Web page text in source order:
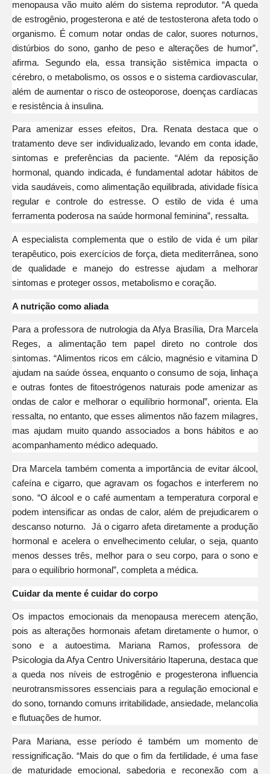
menopausa vão muito além do sistema reprodutor. “A queda
de estrogênio, progesterona e até de testosterona afeta todo o
organismo. É comum notar ondas de calor, suores noturnos,
distúrbios do sono, ganho de peso e alterações de humor”,
afirma. Segundo ela, essa transição sistêmica impacta o
cérebro, o metabolismo, os ossos e o sistema cardiovascular,
além de aumentar o risco de osteoporose, doenças cardíacas
e resistência à insulina.
Para amenizar esses efeitos, Dra. Renata destaca que o
tratamento deve ser individualizado, levando em conta idade,
sintomas e preferências da paciente. “Além da reposição
hormonal, quando indicada, é fundamental adotar hábitos de
vida saudáveis, como alimentação equilibrada, atividade física
regular e controle do estresse. O estilo de vida é uma
ferramenta poderosa na saúde hormonal feminina”, ressalta.
A especialista complementa que o estilo de vida é um pilar
terapêutico, pois exercícios de força, dieta mediterrânea, sono
de qualidade e manejo do estresse ajudam a melhorar
sintomas e proteger ossos, metabolismo e coração.
A nutrição como aliada
Para a professora de nutrologia da Afya Brasília, Dra Marcela
Reges, a alimentação tem papel direto no controle dos
sintomas. “Alimentos ricos em cálcio, magnésio e vitamina D
ajudam na saúde óssea, enquanto o consumo de soja, linhaça
e outras fontes de fitoestrógenos naturais pode amenizar as
ondas de calor e melhorar o equilíbrio hormonal”, orienta. Ela
ressalta, no entanto, que esses alimentos não fazem milagres,
mas ajudam muito quando associados a bons hábitos e ao
acompanhamento médico adequado.
Dra Marcela também comenta a importância de evitar álcool,
cafeína e cigarro, que agravam os fogachos e interferem no
sono. “O álcool e o café aumentam a temperatura corporal e
podem intensificar as ondas de calor, além de prejudicarem o
descanso noturno. Já o cigarro afeta diretamente a produção
hormonal e acelera o envelhecimento celular, o seja, quanto
menos desses três, melhor para o seu corpo, para o sono e
para o equilíbrio hormonal”, completa a médica.
Cuidar da mente é cuidar do corpo
Os impactos emocionais da menopausa merecem atenção,
pois as alterações hormonais afetam diretamente o humor, o
sono e a autoestima. Mariana Ramos, professora de
Psicologia da Afya Centro Universitário Itaperuna, destaca que
a queda nos níveis de estrogênio e progesterona influencia
neurotransmissores essenciais para a regulação emocional e
do sono, tornando comuns irritabilidade, ansiedade, melancolia
e flutuações de humor.
Para Mariana, esse período é também um momento de
ressignificação. “Mais do que o fim da fertilidade, é uma fase
de maturidade emocional, sabedoria e reconexão com a